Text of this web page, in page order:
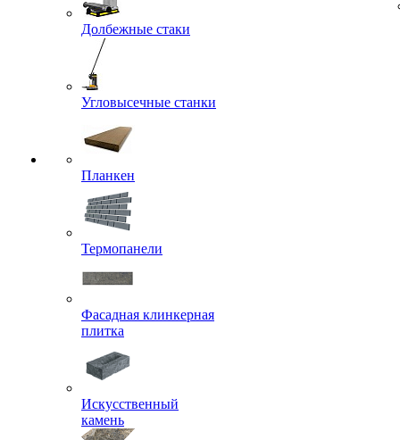
Долбежные стаки
Угловысечные станки
Планкен
Термопанели
Фасадная клинкерная
плитка
Искусственный
камень